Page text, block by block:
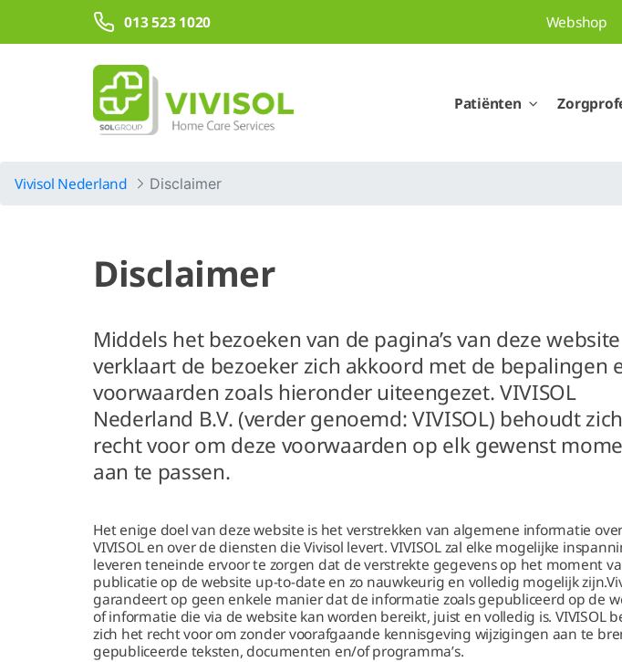
Overslaan en naar hoofdinhoud gaan
013 523 1020 Webshop
Patiënten
Vivisol Nederland Disclaimer
Disclaimer
Middels het bezoeken van de pagina’s van deze website
verklaart de bezoeker zich akkoord met de bepalingen
voorwaarden zoals hieronder uiteengezet. VIVISOL
Nederland B.V. (verder genoemd: VIVISOL) behoudt
recht voor om deze voorwaarden op elk gewenst
aan te passen.
Het enige doel van deze website is het verstrekken van algemene informatie over
VIVISOL en over de diensten die Vivisol levert. VIVISOL zal elke mogelijke
leveren teneinde ervoor te zorgen dat de verstrekte gegevens op het moment
publicatie op de website up-to-date en zo nauwkeurig en volledig mogelijk
garandeert op geen enkele manier dat de informatie zoals gepubliceerd op de
of informatie die via de website kan worden bereikt, juist en volledig is. VIVISOL
zich het recht voor om zonder voorafgaande kennisgeving wijzigingen aan te
gepubliceerde teksten, documenten en/of programma’s.